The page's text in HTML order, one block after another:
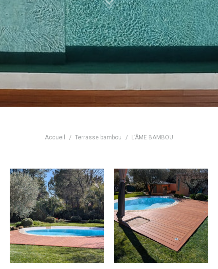
Vous êtes ici :
Accueil Terrasse bambou L’ÂME BAMBOU